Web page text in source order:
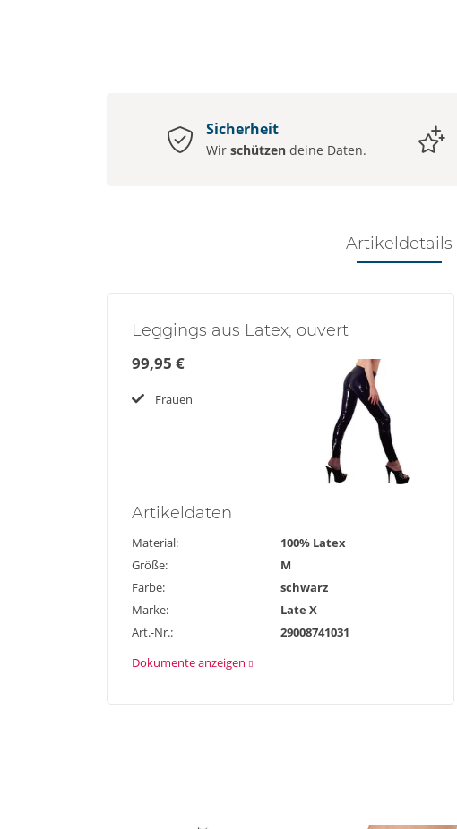
Sicherheit
Wir schützen deine Daten.
Artikeldetails
Leggings aus Latex, ouvert
99,95 €
Frauen
Artikeldaten
Material:
100% Latex
Größe:
M
Farbe:
schwarz
Marke:
Late X
Art.-Nr.:
29008741031
Dokumente anzeigen